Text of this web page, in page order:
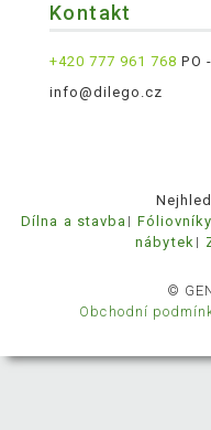
Kontakt
+420 777 961 768 PO
info@dilego.cz
Dílna a stavba
Fóliovníky
nábytek
©
Obchodní